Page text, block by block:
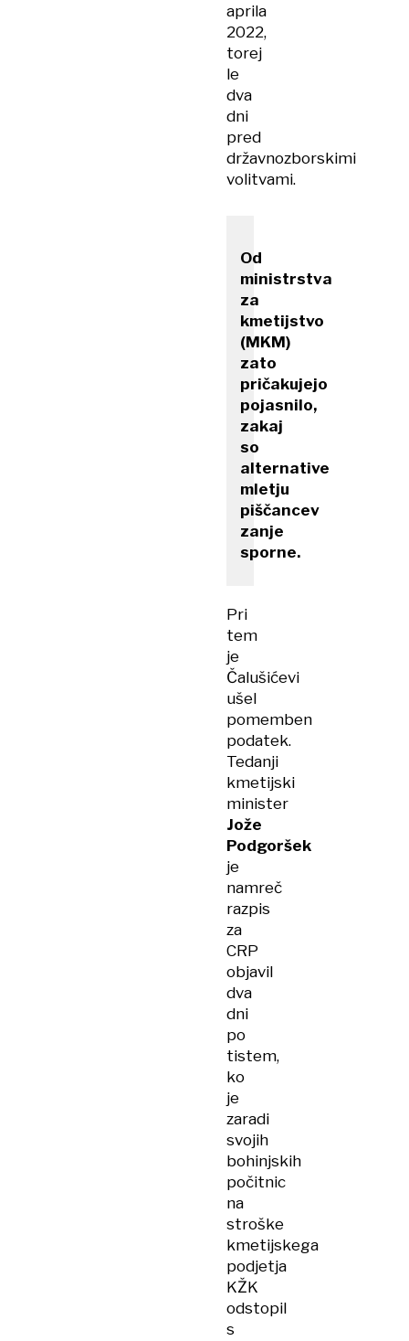
aprila
2022,
torej
le
dva
dni
pred
državnozborskimi
volitvami.
Od
ministrstva
za
kmetijstvo
(MKM)
zato
pričakujejo
pojasnilo,
zakaj
so
alternative
mletju
piščancev
zanje
sporne.
Pri
tem
je
Čalušićevi
ušel
pomemben
podatek.
Tedanji
kmetijski
minister
Jože
Podgoršek
je
namreč
razpis
za
CRP
objavil
dva
dni
po
tistem,
ko
je
zaradi
svojih
bohinjskih
počitnic
na
stroške
kmetijskega
podjetja
KŽK
odstopil
s